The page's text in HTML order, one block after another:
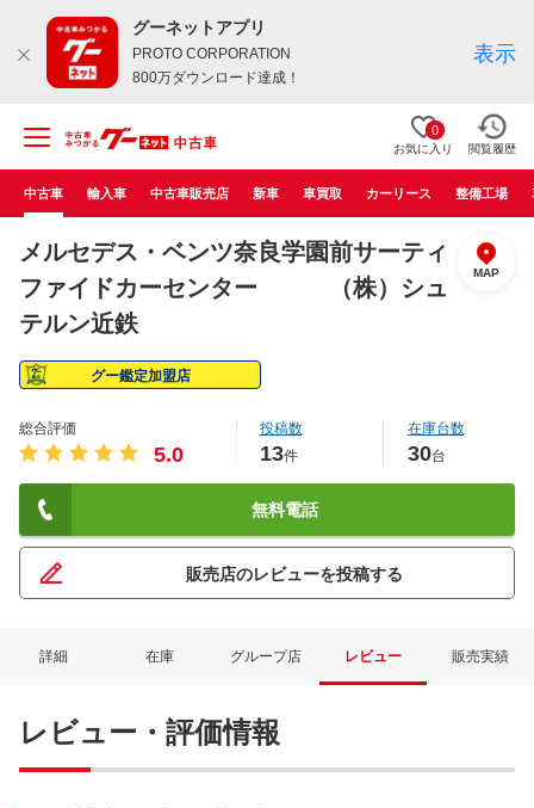
グーネットアプリ
PROTO CORPORATION
800万ダウンロード達成！
表示
0
お気に入り 閲覧履歴
中古車 輸入車 中古車販売店 新車 車買取 カーリース 整備工場
メルセデス・ベンツ奈良学園前サーティ
ファイドカーセンター （株）シュ
テルン近鉄
MAP
グー鑑定加盟店
総合評価
5.0
投稿数
13件
在庫台数
30台
無料電話
販売店のレビューを投稿する
詳細 在庫 グループ店 レビュー 販売実績
レビュー・評価情報